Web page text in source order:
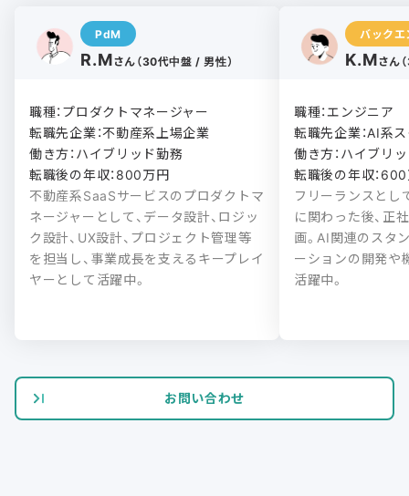
PdM
R.Mさん（30代中盤 / 男性）
職種：プロダクトマネージャー
転職先企業：不動産系上場企業
働き方：ハイブリッド勤務
転職後の年収：800万円
不動産系SaaSサービスのプロダクトマ
ネージャーとして、データ設計、ロジッ
ク設計、UX設計、プロジェクト管理等
を担当し、事業成長を支えるキープレイ
ヤーとして活躍中。
バック
K.Mさん
職種：エンジニア
転職先企業：AI系
働き方：ハイブリッ
転職後の年収：
フリーランスとし
に関わった後、正
画。AI関連のスタ
ーションの開発や
活躍中。
お問い合わせ